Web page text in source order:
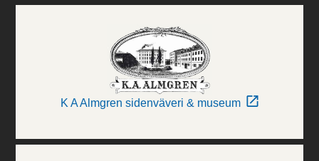
K A Almgren sidenväveri & museum